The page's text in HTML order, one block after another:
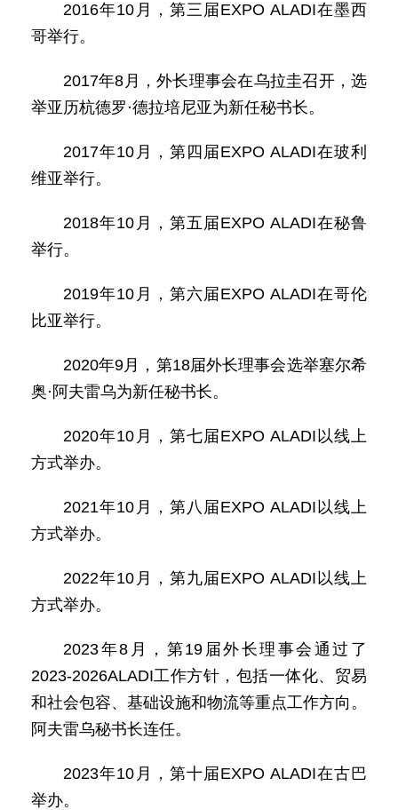
2016年10月，第三届EXPO ALADI在墨西
哥举行。
2017年8月，外长理事会在乌拉圭召开，选
举亚历杭德罗·德拉培尼亚为新任秘书长。
2017年10月，第四届EXPO ALADI在玻利
维亚举行。
2018年10月，第五届EXPO ALADI在秘鲁
举行。
2019年10月，第六届EXPO ALADI在哥伦
比亚举行。
2020年9月，第18届外长理事会选举塞尔希
奥·阿夫雷乌为新任秘书长。
2020年10月，第七届EXPO ALADI以线上
方式举办。
2021年10月，第八届EXPO ALADI以线上
方式举办。
2022年10月，第九届EXPO ALADI以线上
方式举办。
2023年8月，第19届外长理事会通过了
2023-2026ALADI工作方针，包括一体化、贸易
和社会包容、基础设施和物流等重点工作方向。
阿夫雷乌秘书长连任。
2023年10月，第十届EXPO ALADI在古巴
举办。